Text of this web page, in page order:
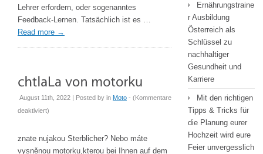
Lehrer erfordern, oder sogenanntes
Feedback-Lernen. Tatsächlich ist es …
Read more →
August 11th, 2022 | Posted by in Moto - (Kommentare
deaktiviertfür
von
)
znate nujakou Sterblicher? Nebo máte
vysněnou motorku,kterou bei Ihnen auf dem
Ernährungstraine
r Ausbildung
Österreich als
Schlüssel zu
nachhaltiger
Gesundheit und
Karriere
Mit den richtigen
Tipps & Tricks für
die Planung eurer
Hochzeit wird eure
Feier unvergesslich